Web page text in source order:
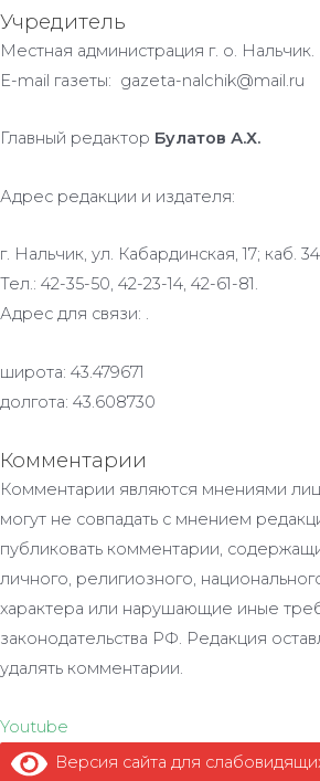
Учредитель
Местная администрация г. о. Нальчик.
E-mail газеты: gazeta-nalchik@mail.ru
Главный редактор Булатов А.Х.
Адрес редакции и издателя:
г. Нальчик, ул. Кабардинская, 17; каб.
Тел.: 42-35-50, 42-23-14, 42-61-81.
Адрес для связи: .
широта: 43.479671
долгота: 43.608730
Комментарии
Комментарии являются мнениями
могут не совпадать с мнением
публиковать комментарии,
личного, религиозного,
характера или нарушающие иные
законодательства РФ. Редакция
удалять комментарии.
Youtube
Версия сайта для